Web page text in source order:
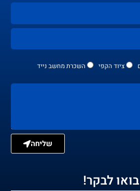
ציוד הקפי
השכרת מחשב נייד
שליחה
בואו לבקר!